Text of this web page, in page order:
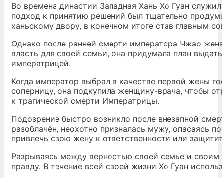
Во времена династии Западная Хань Хо Гуан
подход к принятию решений был тщательно
ханьскому двору, в конечном итоге став главным
Однако после ранней смерти императора Чжао
власть для своей семьи, она придумала план
императрицей.
Когда император выбрал в качестве первой жены
соперницу, она подкупила женщину-врача, чтобы
к трагической смерти Императрицы.
Подозрение быстро возникло после внезапной
разоблачён, неохотно призналась мужу, опасаясь
привлечь свою жену к ответственности или
Разрываясь между верностью своей семье и
правду. В течение всей своей жизни Хо Гуан